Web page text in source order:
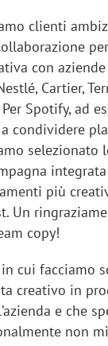
clienti
con
Cartier,
Spotify, ad
condividere
più
Un
copy!
cui facciamo
creativo in
e che
non